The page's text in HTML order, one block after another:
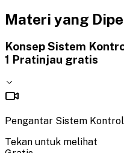
Materi yang
Konsep Sistem
1 Pratinjau gratis
Pengantar Sistem
Tekan untuk melihat